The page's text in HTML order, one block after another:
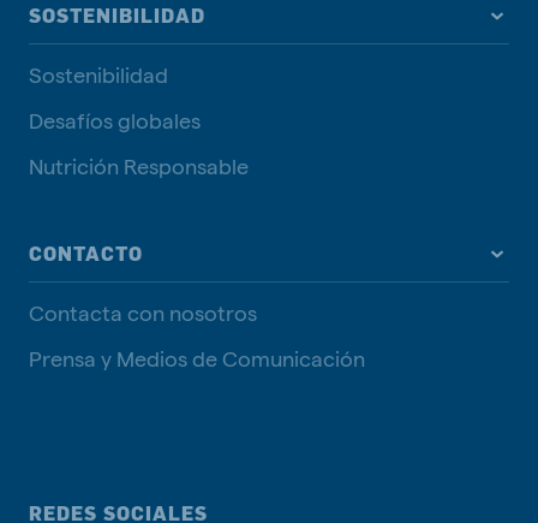
SOSTENIBILIDAD
Sostenibilidad
Desafíos globales
Nutrición Responsable
CONTACTO
Contacta con nosotros
Prensa y Medios de Comunicación
REDES SOCIALES